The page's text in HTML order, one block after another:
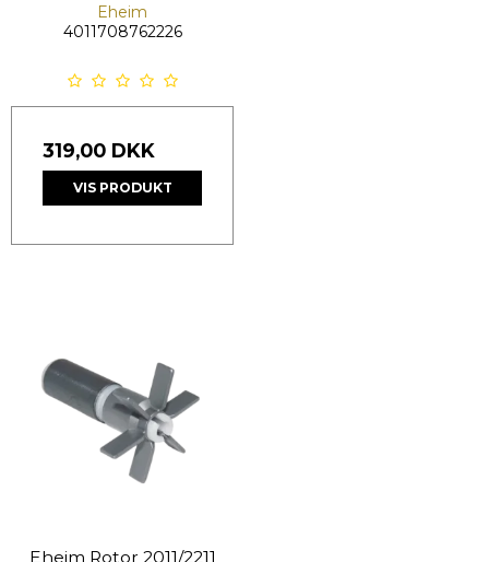
Eheim
4011708762226
319,00 DKK
VIS PRODUKT
Eheim Rotor 2011/2211